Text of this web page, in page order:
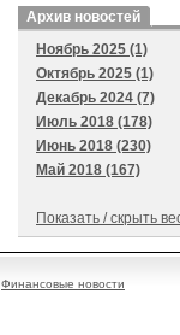
Архив новостей
Ноябрь 2025 (1)
Октябрь 2025 (1)
Декабрь 2024 (7)
Июль 2018 (178)
Июнь 2018 (230)
Май 2018 (167)
Показать / скрыть
Финансовые новости